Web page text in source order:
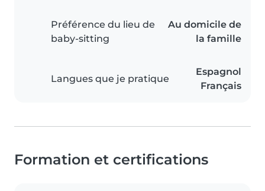
Préférence du lieu de
baby-sitting
Au domicile de
la famille
Langues que je pratique
Espagnol
Français
Formation et certifications